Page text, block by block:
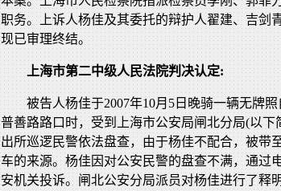
职务。上诉人杨佳及其委托的辩护人翟建、吉剑
现已审理终结。
上海市第二中级人民法院判决认定:
被告人杨佳于2007年10月5日晚骑一辆无牌
普善路路口时，受到上海市公安局闸北分局(以
出所巡逻民警依法盘查，由于杨佳不配合，被带
车的来源。杨佳因对公安民警的盘查不满，通过
安机关投诉。闸北公安分局派员对杨佳进行了释